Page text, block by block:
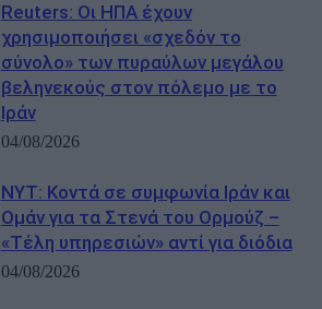
Reuters: Οι ΗΠΑ έχουν
χρησιμοποιήσει «σχεδόν το
σύνολο» των πυραύλων μεγάλου
βεληνεκούς στον πόλεμο με το
Ιράν
04/08/2026
NYT: Κοντά σε συμφωνία Ιράν και
Ομάν για τα Στενά του Ορμούζ –
«Τέλη υπηρεσιών» αντί για διόδια
04/08/2026